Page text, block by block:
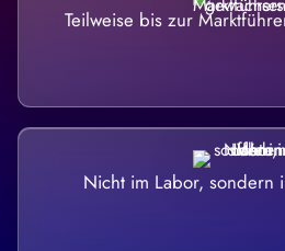
Teilweise bis zur
Nicht im Labor, sondern